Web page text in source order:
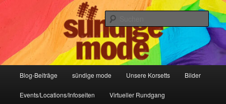
Sündige Mode Frankfurt
IHR Laden für Korsetts, Lifestyle-Mode, Club- und Dark-Wear seit 2004
Blog-Beiträge sündige mode Unsere Korsetts Bilder
Events/Locations/Infoseiten Virtueller Rundgang